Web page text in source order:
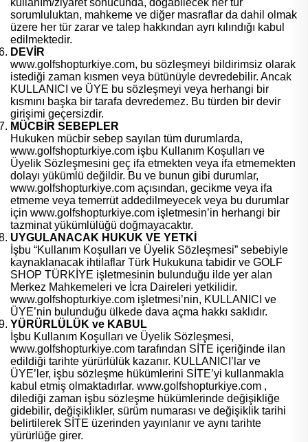
kullanım/ziyaret sonucunda, doğabilecek her tür
sorumluluktan, mahkeme ve diğer masraflar da dahil olmak
üzere her tür zarar ve talep hakkından ayrı kılındığı kabul
edilmektedir.
DEVİR
www.golfshopturkiye.com, bu sözleşmeyi bildirimsiz olarak
istediği zaman kısmen veya bütünüyle devredebilir. Ancak
KULLANICI ve ÜYE bu sözleşmeyi veya herhangi bir
kısmını başka bir tarafa devredemez. Bu türden bir devir
girişimi geçersizdir.
MÜCBİR SEBEPLER
Hukuken mücbir sebep sayılan tüm durumlarda,
www.golfshopturkiye.com işbu Kullanım Koşulları ve
Üyelik Sözleşmesini geç ifa etmekten veya ifa etmemekten
dolayı yükümlü değildir. Bu ve bunun gibi durumlar,
www.golfshopturkiye.com açısından, gecikme veya ifa
etmeme veya temerrüt addedilmeyecek veya bu durumlar
için www.golfshopturkiye.com işletmesin’in herhangi bir
tazminat yükümlülüğü doğmayacaktır.
UYGULANACAK HUKUK VE YETKİ
İşbu “Kullanım Koşulları ve Üyelik Sözleşmesi” sebebiyle
kaynaklanacak ihtilaflar Türk Hukukuna tabidir ve GOLF
SHOP TÜRKİYE işletmesinin bulunduğu ilde yer alan
Merkez Mahkemeleri ve İcra Daireleri yetkilidir.
www.golfshopturkiye.com işletmesi’nin, KULLANICI ve
ÜYE’nin bulunduğu ülkede dava açma hakkı saklıdır.
YÜRÜRLÜLÜK ve KABUL
İşbu Kullanım Koşulları ve Üyelik Sözleşmesi,
www.golfshopturkiye.com tarafından SİTE içeriğinde ilan
edildiği tarihte yürürlülük kazanır. KULLANICI’lar ve
ÜYE’ler, işbu sözleşme hükümlerini SİTE’yi kullanmakla
kabul etmiş olmaktadırlar. www.golfshopturkiye.com ,
dilediği zaman işbu sözleşme hükümlerinde değişikliğe
gidebilir, değişiklikler, sürüm numarası ve değişiklik tarihi
belirtilerek SİTE üzerinden yayınlanır ve aynı tarihte
yürürlüğe girer.